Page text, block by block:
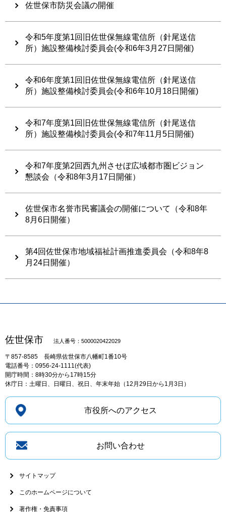
佐世保市防災会議の開催
令和5年度第1回旧佐世保無線電信所（針尾送信
所）施設整備検討委員会(令和6年3月27日開催)
令和6年度第1回旧佐世保無線電信所（針尾送信
所）施設整備検討委員会(令和6年10月18日開催)
令和7年度第1回旧佐世保無線電信所（針尾送信
所）施設整備検討委員会(令和7年11月5日開催)
令和7年度第2回西九州させぼ広域都市圏ビジョン
懇談会（令和8年3月17日開催）
佐世保市名誉市民審議会の開催について（令和8年
8月6日開催）
第4回佐世保市地域福祉計画推進委員会（令和8年8
月24日開催）
佐世保市 法人番号：5000020422029
〒857-8585 長崎県佐世保市八幡町1番10号
電話番号：0956-24-1111(代表)
開庁時間：8時30分から17時15分
休庁日：土曜日、日曜日、祝日、年末年始（12月29日から1月3日）
市役所へのアクセス
お問い合わせ
サイトマップ
このホームページについて
著作権・免責事項